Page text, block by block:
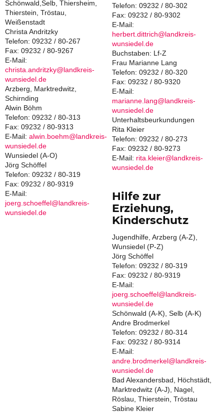
Schönwald,Selb, Thiersheim,
Thierstein, Tröstau,
Weißenstadt
Christa Andritzky
Telefon: 09232 / 80-267
Fax: 09232 / 80-9267
E-Mail:
christa.andritzky@landkreis-
wunsiedel.de
Arzberg, Marktredwitz,
Schirnding
Alwin Böhm
Telefon: 09232 / 80-313
Fax: 09232 / 80-9313
E-Mail: alwin.boehm@landkreis-
wunsiedel.de
Wunsiedel (A-O)
Jörg Schöffel
Telefon: 09232 / 80-319
Fax: 09232 / 80-9319
E-Mail:
joerg.schoeffel@landkreis-
wunsiedel.de
Telefon: 09232 / 80-302
Fax: 09232 / 80-9302
E-Mail:
herbert.dittrich@landkreis-
wunsiedel.de
Buchstaben: Lf-Z
Frau Marianne Lang
Telefon: 09232 / 80-320
Fax: 09232 / 80-9320
E-Mail:
marianne.lang@landkreis-
wunsiedel.de
Unterhaltsbeurkundungen
Rita Kleier
Telefon: 09232 / 80-273
Fax: 09232 / 80-9273
E-Mail: rita.kleier@landkreis-
wunsiedel.de
Hilfe zur
Erziehung,
Kinderschutz
Jugendhilfe, Arzberg (A-Z),
Wunsiedel (P-Z)
Jörg Schöffel
Telefon: 09232 / 80-319
Fax: 09232 / 80-9319
E-Mail:
joerg.schoeffel@landkreis-
wunsiedel.de
Schönwald (A-K), Selb (A-K)
Andre Brodmerkel
Telefon: 09232 / 80-314
Fax: 09232 / 80-9314
E-Mail:
andre.brodmerkel@landkreis-
wunsiedel.de
Bad Alexandersbad, Höchstädt,
Marktredwitz (A-J), Nagel,
Röslau, Thierstein, Tröstau
Sabine Kleier